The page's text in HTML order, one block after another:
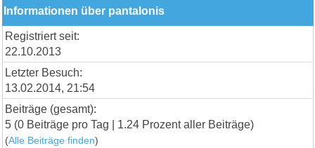
Informationen über pantalonis
Registriert seit:
22.10.2013
Letzter Besuch:
13.02.2014, 21:54
Beiträge (gesamt):
5 (0 Beiträge pro Tag | 1.24 Prozent aller Beiträge)
(Alle Beiträge finden)